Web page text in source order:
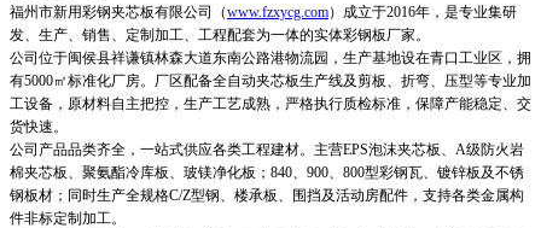
福州市新用彩钢夹芯板有限公司 （www.fzxycg.com） 成立于2016年，是专业集研
发、生产、销售、定制加工、工程配套为一体的实体彩钢板厂家。
公司位于闽侯县祥谦镇林森大道东南公路港物流园，生产基地设在青口工业区，拥
有5000㎡标准化厂房。厂区配备全自动夹芯板生产线及剪板、折弯、压型等专业加
工设备，原材料自主把控，生产工艺成熟，严格执行质检标准，保障产能稳定、交
货快速。
公司产品品类齐全，一站式供应各类工程建材。主营EPS泡沫夹芯板、A级防火岩
棉夹芯板、聚氨酯冷库板、玻镁净化板；840、900、800型彩钢瓦、镀锌板及不锈
钢板材；同时生产全规格C/Z型钢、楼承板、围挡及活动房配件，支持各类金属构
件非标定制加工。